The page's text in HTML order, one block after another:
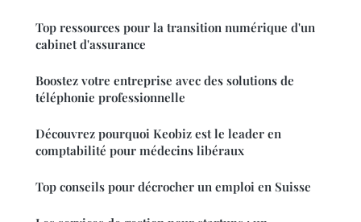
Top ressources pour la transition numérique d'un
cabinet d'assurance
Boostez votre entreprise avec des solutions de
téléphonie professionnelle
Découvrez pourquoi Keobiz est le leader en
comptabilité pour médecins libéraux
Top conseils pour décrocher un emploi en Suisse